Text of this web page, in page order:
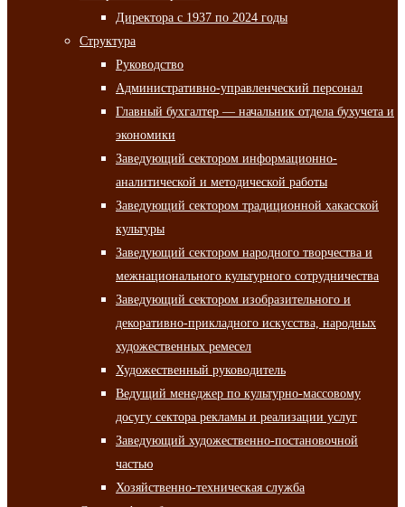
Директора с 1937 по 2024 годы
Структура
Руководство
Административно-управленческий персонал
Главный бухгалтер — начальник отдела бухучета и
экономики
Заведующий сектором информационно-
аналитической и методической работы
Заведующий сектором традиционной хакасской
культуры
Заведующий сектором народного творчества и
межнационального культурного сотрудничества
Заведующий сектором изобразительного и
декоративно-прикладного искусства, народных
художественных ремесел
Художественный руководитель
Ведущий менеджер по культурно-массовому
досугу сектора рекламы и реализации услуг
Заведующий художественно-постановочной
частью
Хозяйственно-техническая служба